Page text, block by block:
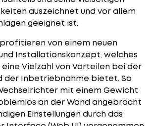
auszeichnet und vor allem
geeignet ist.
von einem neuen
Installationskonzept, welches
Vielzahl von Vorteilen bei der
der Inbetriebnahme bietet. So
mit einem Gewicht
an der Wand angebracht
Einstellungen durch das